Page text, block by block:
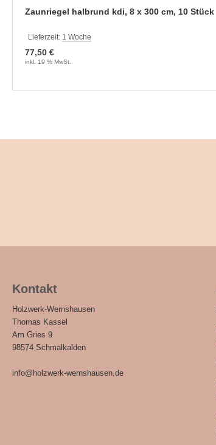
Zaunriegel halbrund kdi, 8 x 300 cm, 10 Stück
Lieferzeit: 1 Woche
77,50 €
inkl. 19 % MwSt.
Kontakt
Holzwerk-Wernshausen
Thomas Kassel
Am Gries 9
98574 Schmalkalden
info@holzwerk-wernshausen.de